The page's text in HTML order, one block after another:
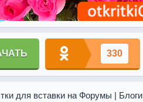
330
для вставки на Форумы | Блоги